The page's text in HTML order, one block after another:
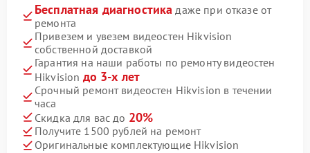
Бесплатная диагностика даже при отказе от
ремонта
Привезем и увезем видеостен Hikvision
собственной доставкой
Гарантия на наши работы по ремонту видеостен
Hikvision до 3-х лет
Срочный ремонт видеостен Hikvision в течении
часа
Скидка для вас до 20%
Получите 1500 рублей на ремонт
Оригинальные комплектующие Hikvision